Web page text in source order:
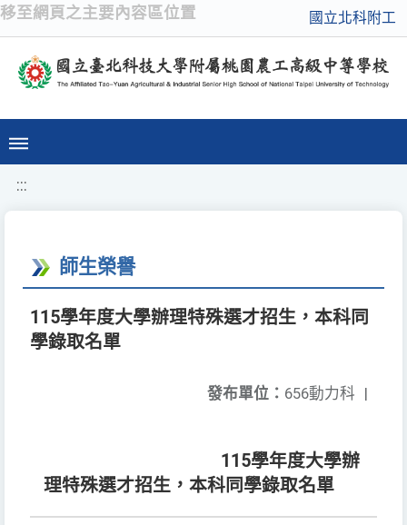
移至網頁之主要內容區位置 國立北科附工
:::
師生榮譽
115學年度大學辦理特殊選才招生，本科同
學錄取名單
發布單位： 656動力科 |
115學年度大學辦
理特殊選才招生，本科同學錄取名單